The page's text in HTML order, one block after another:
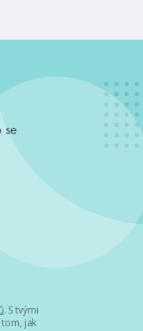
se
. S tvými
jak